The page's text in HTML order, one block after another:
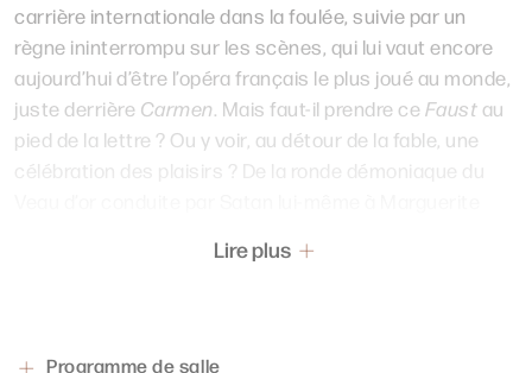
carrière internationale dans la foulée, suivie par un
règne ininterrompu sur les scènes, qui lui vaut encore
aujourd’hui d’être l’opéra français le plus joué au monde,
juste derrière Carmen. Mais faut-il prendre ce Faust au
pied de la lettre ? Ou y voir, au détour de la fable, une
célébration des plaisirs ? De la ronde démoniaque du
goûter à tous les excès, s’enivrer de musique… sans
Lire plus
Programme de salle